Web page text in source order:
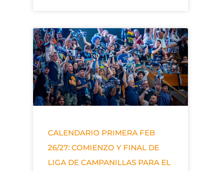
CALENDARIO PRIMERA FEB
26/27: COMIENZO Y FINAL DE
LIGA DE CAMPANILLAS PARA EL